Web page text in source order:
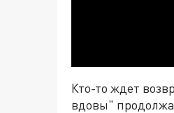
Кто-то ждет
вдовы"